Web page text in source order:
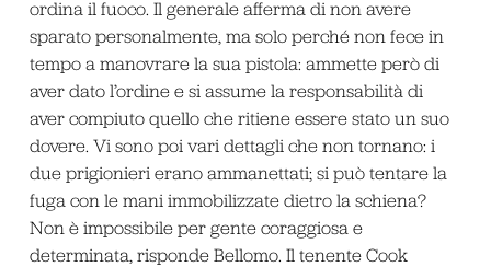
ordina il fuoco. Il generale afferma di non avere
sparato personalmente, ma solo perché non fece in
tempo a manovrare la sua pistola: ammette però di
aver dato l’ordine e si assume la responsabilità di
aver compiuto quello che ritiene essere stato un suo
dovere. Vi sono poi vari dettagli che non tornano: i
due prigionieri erano ammanettati; si può tentare la
fuga con le mani immobilizzate dietro la schiena?
Non è impossibile per gente coraggiosa e
determinata, risponde Bellomo. Il tenente Cook